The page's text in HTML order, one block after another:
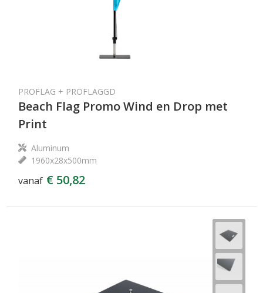
PROFLAG + PROFLAGGD
Beach Flag Promo Wind en Drop met
Print
Aluminum
1960x28x500mm
vanaf € 50,82